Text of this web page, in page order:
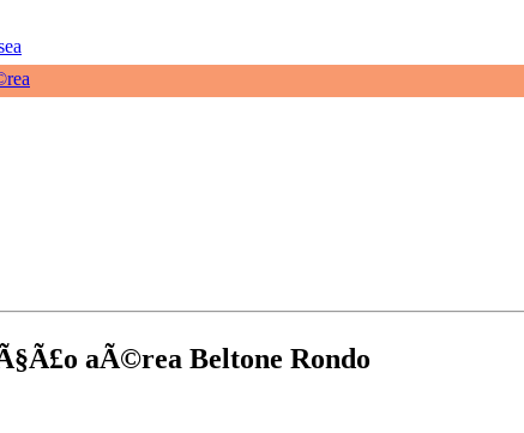
aÃ©rea Beltone Rondo